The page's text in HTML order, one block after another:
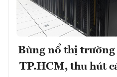
Bùng nổ thị
TP.HCM, thu hút